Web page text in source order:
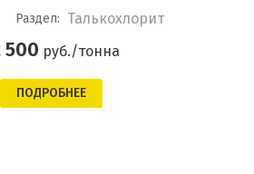
Раздел: Талькохлорит
500 руб./тонна
ПОДРОБНЕЕ